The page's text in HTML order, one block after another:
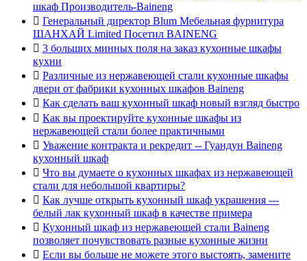
шкаф Производитель-Baineng
 Генеральный директор Blum Мебельная фурнитура
ШАНХАЙ Limited Посетил BAINENG
 3 больших минных поля на заказ кухонные шкафы
кухни
 Различные из нержавеющей стали кухонные шкафы
двери от фабрики кухонных шкафов Baineng
 Как сделать ваш кухонный шкаф новый взгляд быстро
 Как вы проектируйте кухонные шкафы из
нержавеющей стали более практичными
 Уважение контракта и рекредит -- Гуандун Baineng
кухонный шкаф
 Что вы думаете о кухонных шкафах из нержавеющей
стали для небольшой квартиры?
 Как лучше открыть кухонный шкаф украшения ---
белый лак кухонный шкаф в качестве примера
 Кухонный шкаф из нержавеющей стали Baineng
позволяет почувствовать разные кухонные жизни
 Если вы больше не можете этого выстоять, замените